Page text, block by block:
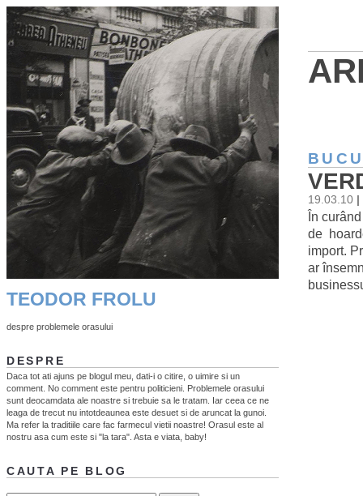
19.03.10
În
de
import.
ar
TEODOR FROLU
despre problemele orasului
DESPRE
Daca tot ati ajuns pe blogul meu, dati-i o citire, o uimire si un
comment. No comment este pentru politicieni. Problemele orasului
sunt deocamdata ale noastre si trebuie sa le tratam. Iar ceea ce ne
leaga de trecut nu intotdeaunea este desuet si de aruncat la gunoi.
Ma refer la traditiile care fac farmecul vietii noastre! Orasul este al
nostru asa cum este si "la tara". Asta e viata, baby!
CAUTA PE BLOG